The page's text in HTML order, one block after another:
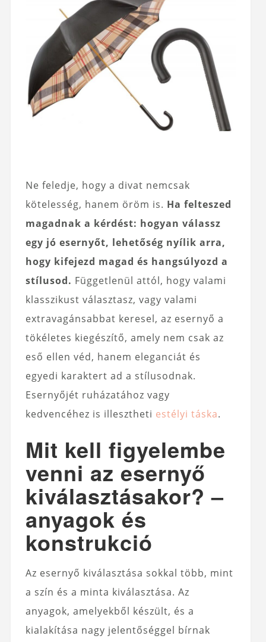
Ne feledje, hogy a divat nemcsak
kötelesség, hanem öröm is. Ha felteszed
magadnak a kérdést: hogyan válassz
egy jó esernyőt, lehetőség nyílik arra,
hogy kifejezd magad és hangsúlyozd a
stílusod. Függetlenül attól, hogy valami
klasszikust választasz, vagy valami
extravagánsabbat keresel, az esernyő a
tökéletes kiegészítő, amely nem csak az
eső ellen véd, hanem eleganciát és
egyedi karaktert ad a stílusodnak.
Esernyőjét ruházatához vagy
kedvencéhez is illesztheti estélyi táska.
Mit kell figyelembe
venni az esernyő
kiválasztásakor? –
anyagok és
konstrukció
Az esernyő kiválasztása sokkal több, mint
a szín és a minta kiválasztása. Az
anyagok, amelyekből készült, és a
kialakítása nagy jelentőséggel bírnak